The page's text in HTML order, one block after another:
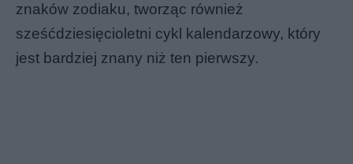
znaków zodiaku, tworząc również
sześćdziesięcioletni cykl kalendarzowy, który
jest bardziej znany niż ten pierwszy.